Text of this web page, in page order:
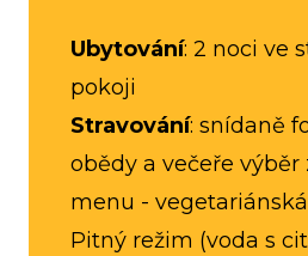
Ubytování: 2 noci ve
pokoji
Stravování: snídaně
obědy a večeře výběr
menu -
Pitný režim (voda s